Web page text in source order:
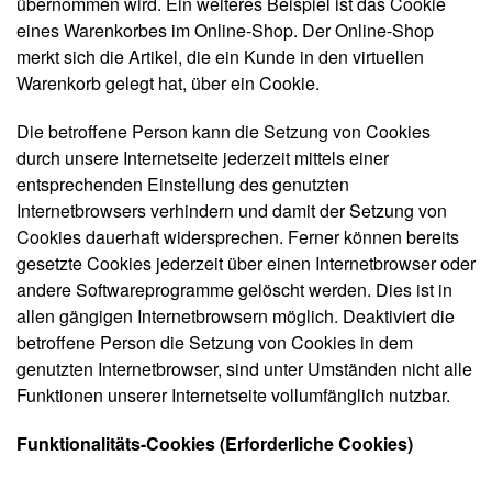
eines Warenkorbes im Online-Shop. Der Online-Shop
merkt sich die Artikel, die ein Kunde in den virtuellen
Warenkorb gelegt hat, über ein Cookie.
Die betroffene Person kann die Setzung von Cookies
durch unsere Internetseite jederzeit mittels einer
entsprechenden Einstellung des genutzten
Internetbrowsers verhindern und damit der Setzung von
Cookies dauerhaft widersprechen. Ferner können bereits
gesetzte Cookies jederzeit über einen Internetbrowser oder
andere Softwareprogramme gelöscht werden. Dies ist in
allen gängigen Internetbrowsern möglich. Deaktiviert die
betroffene Person die Setzung von Cookies in dem
genutzten Internetbrowser, sind unter Umständen nicht alle
Funktionen unserer Internetseite vollumfänglich nutzbar.
Funktionalitäts-Cookies (Erforderliche Cookies)